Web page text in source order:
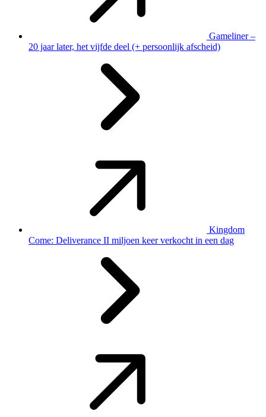
Gameliner –
20 jaar later, het vijfde deel (+ persoonlijk afscheid)
Kingdom
Come: Deliverance II miljoen keer verkocht in een dag